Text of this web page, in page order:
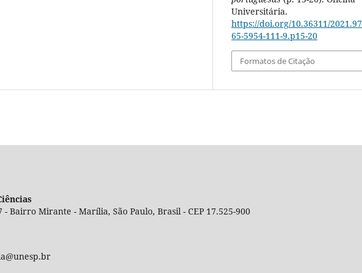
Universitária.
https://doi.org/10.36311/
65-5954-111-9.p15-20
Formatos de Citação
Bairro Mirante - Marília, São Paulo, Brasil - CEP 17.525-900